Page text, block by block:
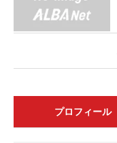
プロフィール